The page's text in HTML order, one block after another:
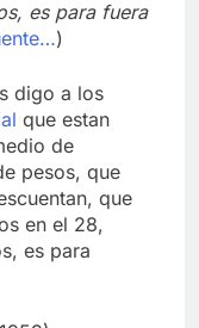
es para fuera
)
digo a los
que estan
de
pesos, que
que
en el 28,
es para